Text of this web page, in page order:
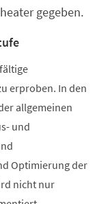
gegeben.
erproben. In den
allgemeinen
und
Optimierung der
nicht nur